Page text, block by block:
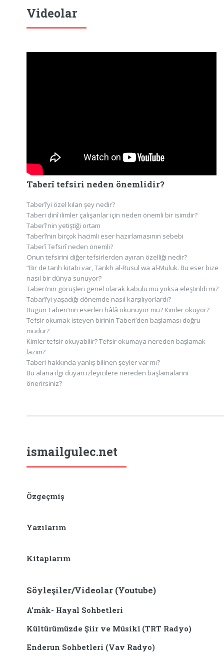
Videolar
Taberî tefsiri neden önemlidir?
Taberî’yi özel kılan şey nedir?
Taberi dinî ilimler çalışanlar için neden önemli bir isimdir?
Taberî'nin yetiştiği ortam
Taberî’nin birçok hacimli eser hazırlamasının sebebi
Taberî Tefsirî neden önemli?
Onun tefsirini diğer tefsirlerden ayıran özelliği nedir?
“Bir de tarih kitabı var, Tarikh al-Rusul wa al-Muluk. Bu eser bize
nasıl bir dünya sunuyor?
Taberi’nin görüşleri genel olarak kabulü mü yoksa eleştirildi mi?
Tabarî’yi yaşadığı dönemde nasıl karşılıyorlardı?
Bugün Taberi’nin eserleri hâlâ okunuyor mu? Kimler okuyor?
Tefsir okumak isteyen birinin Taberi’den başlaması doğru
mudur?
Kimler tefsir okuyabilir? Tefsir okumaya nereden başlamak
lazım?
Taberi hakkında yanlış bilinen şeyler var mı?
Bu alana ilgi duyan izleyicilere nereden başlamalarını
önerirsiniz?
ismailgulec.net
Özgeçmiş
Yazılarım
Kitaplarım
Söyleşiler/Videolar (Youtube)
A'mâk- Hayal Sohbetleri
Kültürümüzde Şiir ve Mûsikî (TRT Radyo)
Enderun Sohbetleri (Vav Radyo)